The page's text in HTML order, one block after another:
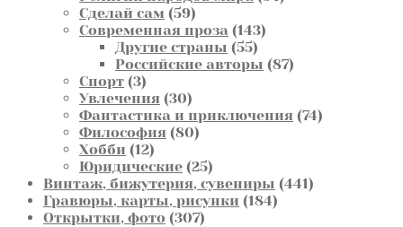
Сделай сам 5959
товаров
Современная проза 143143
Другие страны 5555
товаров
Российские авторы 8787
Спорт 33
товара
Увлечения 3030
товаров
Фантастика и приключения 7474
Философия 8080
Хобби 1212
товаров
Юридические 2525
товаров
Винтаж, бижутерия, сувениры 441441
Гравюры, карты, рисунки 184184
Открытки, фото 307307